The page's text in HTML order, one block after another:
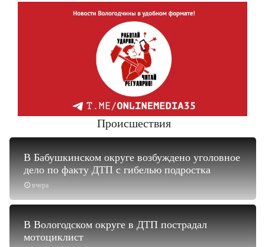
Происшествия
вчера
В Бабушкинском округе возбуждено уголовное
дело по факту ДТП с гибелью подростка
В Вологодском округе в ДТП пострадал
мотоциклист